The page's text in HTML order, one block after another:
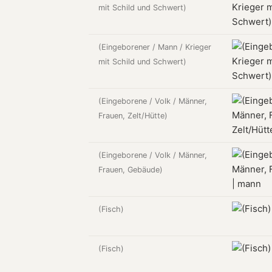
mit Schild und Schwert)
(Eingeborener / Mann / Krieger
mit Schild und Schwert)
(Eingeborene / Volk / Männer,
Frauen, Zelt/Hütte)
(Eingeborene / Volk / Männer,
Frauen, Gebäude)
(Fisch)
(Fisch)